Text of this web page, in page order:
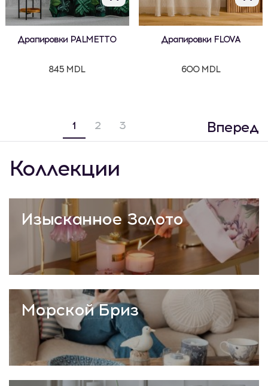
Драпировки PALMETTO
845 MDL
Драпировки FLOVA
600 MDL
1 2 3 Вперед
Коллекции
Изысканное Золото
Морской Бриз